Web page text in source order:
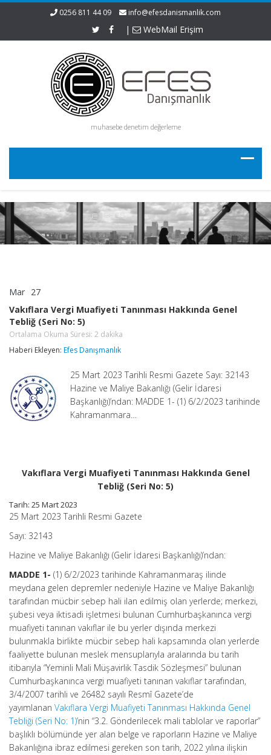
0256 811 44 09 info@efesdanismanlik.com
| WebMail Erişim
muhasebe denetim değerleme
Mar 27
Muafiyeti
Tanınması
Hakkında
Tebliğ
Ortalama
Okuma
Süresi:
Vakıflara Vergi Muafiyeti Tanınması Hakkında Genel
Tebliğ (Seri No: 5)
Ortalama Okuma Süresi: 2 dakika
Haberi Ekleyen: Efes Danışmanlık
25 Mart 2023 Tarihli Resmi Gazete Sayı: 32143
Hazine ve Maliye Bakanlığı (Gelir İdaresi
Başkanlığı)’ndan: MADDE 1- (1) 6/2/2023 tarihinde
Kahramanmara…
Vakıflara Vergi Muafiyeti Tanınması Hakkında Genel
Tebliğ (Seri No: 5)
Tarih: 25 Mart 2023
25 Mart 2023 Tarihli Resmi Gazete
Sayı: 32143
Hazine ve Maliye Bakanlığı (Gelir İdaresi Başkanlığı)’ndan:
MADDE 1- (1) 6/2/2023 tarihinde Kahramanmaraş ilinde
meydana gelen depremler nedeniyle Hazine ve Maliye Bakanlığı
tarafından mücbir sebep hali ilan edilmiş olan yerlerde; merkezi,
şubesi veya iktisadi işletmesi bulunan Cumhurbaşkanınca vergi
muafiyeti tanınan vakıflar ile bu yerler dışında merkezi
bulunmakla birlikte mücbir sebep hali kapsamında olan yerlerde
faaliyette bulunan meslek mensuplarıyla aralarında bu tarih
itibarıyla “Yeminli Mali Müşavirlik Tasdik Sözleşmesi” bulunan
Cumhurbaşkanınca vergi muafiyeti tanınan vakıflar tarafından,
3/4/2007 tarihli ve 26482 sayılı Resmî Gazete’de
yayımlanan Vakıflara Vergi Muafiyeti Tanınması Hakkında Genel
Tebliği (Seri No: 1)’nin “3.2. Gönderilecek mali tablolar ve raporlar”
başlıklı bölümünde yer alan belge ve raporların Hazine ve Maliye
Bakanlığına ibraz edilmesi gereken son tarih, 2022 yılına ilişkin